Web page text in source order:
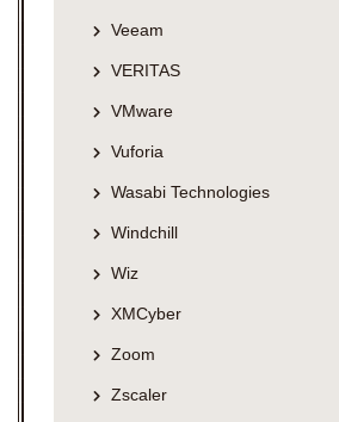
Veeam
VERITAS
VMware
Vuforia
Wasabi Technologies
Windchill
Wiz
XMCyber
Zoom
Zscaler